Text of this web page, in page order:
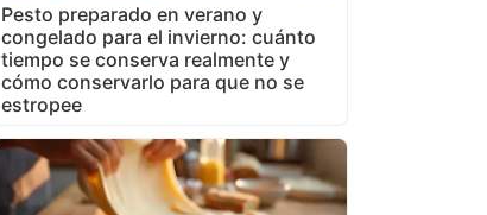
Pesto preparado en verano y
congelado para el invierno: cuánto
tiempo se conserva realmente y
cómo conservarlo para que no se
estropee